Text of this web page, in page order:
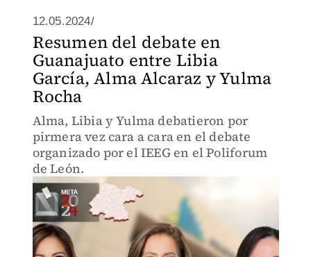
12.05.2024/
Resumen del debate en
Guanajuato entre Libia
García, Alma Alcaraz y Yulma
Rocha
Alma, Libia y Yulma debatieron por
pirmera vez cara a cara en el debate
organizado por el IEEG en el Poliforum
de León.